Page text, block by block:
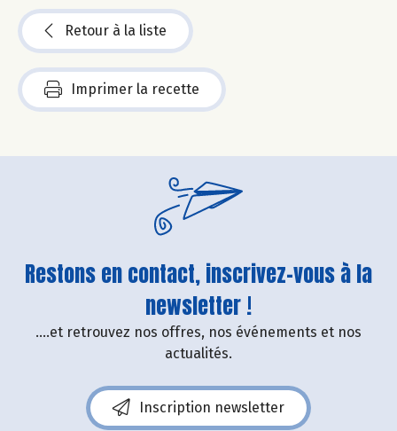
Retour à la liste
Imprimer la recette
Restons en contact, inscrivez-vous à la
newsletter !
....et retrouvez nos offres, nos événements et nos
actualités.
Inscription newsletter